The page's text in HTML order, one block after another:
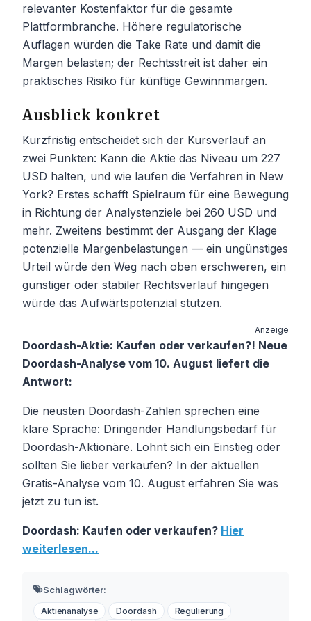
relevanter Kostenfaktor für die gesamte
Plattformbranche. Höhere regulatorische
Auflagen würden die Take Rate und damit die
Margen belasten; der Rechtsstreit ist daher ein
praktisches Risiko für künftige Gewinnmargen.
Ausblick konkret
Kurzfristig entscheidet sich der Kursverlauf an
zwei Punkten: Kann die Aktie das Niveau um 227
USD halten, und wie laufen die Verfahren in New
York? Erstes schafft Spielraum für eine Bewegung
in Richtung der Analystenziele bei 260 USD und
mehr. Zweitens bestimmt der Ausgang der Klage
potenzielle Margenbelastungen — ein ungünstiges
Urteil würde den Weg nach oben erschweren, ein
günstiger oder stabiler Rechtsverlauf hingegen
würde das Aufwärtspotenzial stützen.
Anzeige
Doordash-Aktie: Kaufen oder verkaufen?! Neue
Doordash-Analyse vom 10. August liefert die
Antwort:
Die neusten Doordash-Zahlen sprechen eine
klare Sprache: Dringender Handlungsbedarf für
Doordash-Aktionäre. Lohnt sich ein Einstieg oder
sollten Sie lieber verkaufen? In der aktuellen
Gratis-Analyse vom 10. August erfahren Sie was
jetzt zu tun ist.
Doordash: Kaufen oder verkaufen? Hier
weiterlesen...
Schlagwörter:
Aktienanalyse Doordash Regulierung